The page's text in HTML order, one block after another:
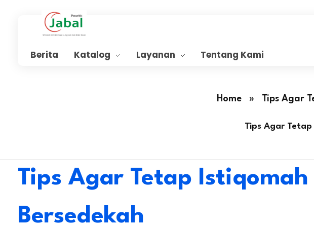
Berita Katalog Layanan Tentang Kami
Home » Tips Agar
Tips Agar
Tips Agar Tetap Istiqomah
Bersedekah